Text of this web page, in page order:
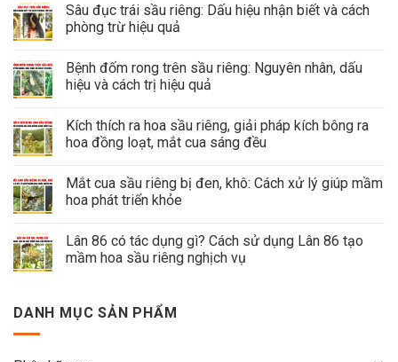
Sâu đục trái sầu riêng: Dấu hiệu nhận biết và cách
phòng trừ hiệu quả
Bệnh đốm rong trên sầu riêng: Nguyên nhân, dấu
hiệu và cách trị hiệu quả
Kích thích ra hoa sầu riêng, giải pháp kích bông ra
hoa đồng loạt, mắt cua sáng đều
Mắt cua sầu riêng bị đen, khô: Cách xử lý giúp mầm
hoa phát triển khỏe
Lân 86 có tác dụng gì? Cách sử dụng Lân 86 tạo
mầm hoa sầu riêng nghịch vụ
DANH MỤC SẢN PHẨM